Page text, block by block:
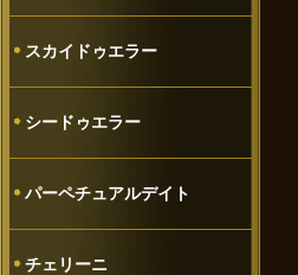
スカイドゥエラー
シードゥエラー
パーペチュアルデイト
チェリーニ